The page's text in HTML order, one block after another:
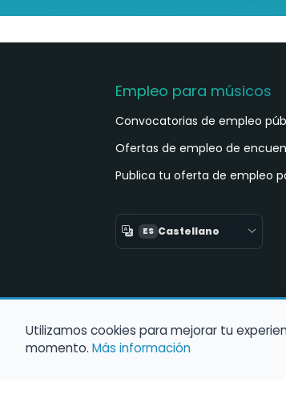
Empleo para músicos
Convocatorias de empleo
Ofertas de empleo de
Publica tu oferta de empleo
ES Castellano
Utilizamos cookies para mejorar tu
momento. Más información